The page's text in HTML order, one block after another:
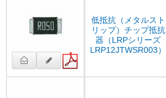
低抵抗（メタルスト
リップ）チップ抵抗
器（LRPシリーズ
LRP12JTWSR003）